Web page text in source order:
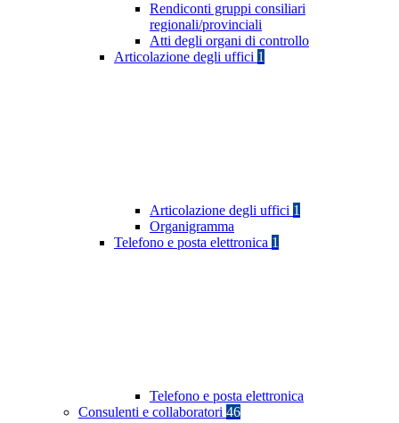
Rendiconti gruppi consiliari
regionali/provinciali
Atti degli organi di controllo
Articolazione degli uffici 1
Articolazione degli uffici 1
Organigramma
Telefono e posta elettronica 1
Telefono e posta elettronica
Consulenti e collaboratori 46